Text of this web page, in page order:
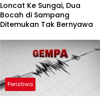
Loncat Ke Sungai, Dua
Bocah di Sampang
Ditemukan Tak Bernyawa
Peristiwa